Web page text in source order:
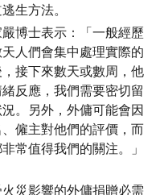
生方法。
博士表示：「一般經歷
人們會集中處理實際的
接下來數天或數周，他
反應，我們需要密切留
。另外，外傭可能會因
僱主對他們的評價，而
常值得我們的關注。」
災影響的外傭捐贈必需